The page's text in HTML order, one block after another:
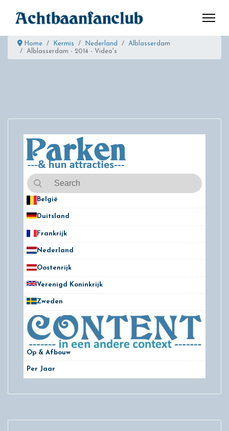
Home Kermis Nederland
Alblasserdam
Alblasserdam - 2014 - Video's
België
Duitsland
Frankrijk
Nederland
Oostenrijk
Verenigd Koninkrijk
Zweden
Op & Afbouw
Per Jaar